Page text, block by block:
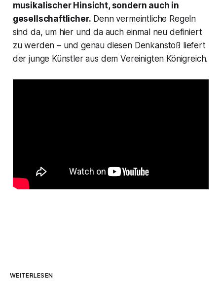
musikalischer Hinsicht, sondern auch in
gesellschaftlicher. Denn vermeintliche Regeln
sind da, um hier und da auch einmal neu definiert
zu werden – und genau diesen Denkanstoß liefert
der junge Künstler aus dem Vereinigten Königreich.
WEITERLESEN